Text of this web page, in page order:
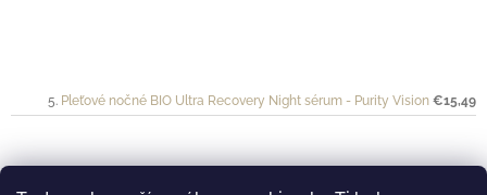
Pleťové nočné BIO Ultra Recovery Night sérum - Purity Vision €15,49